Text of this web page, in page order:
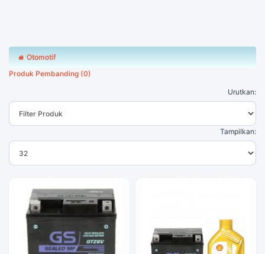
Otomotif
Produk Pembanding (0)
Urutkan:
Tampilkan: